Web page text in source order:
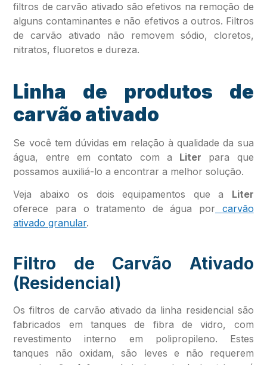
filtros de carvão ativado são efetivos na remoção de
alguns contaminantes e não efetivos a outros. Filtros
de carvão ativado não removem sódio, cloretos,
nitratos, fluoretos e dureza.
Linha de produtos de
carvão ativado
Se você tem dúvidas em relação à qualidade da sua
água, entre em contato com a Liter para que
possamos auxiliá-lo a encontrar a melhor solução.
Veja abaixo os dois equipamentos que a Liter
oferece para o tratamento de água por carvão
ativado granular.
Filtro de Carvão Ativado
(Residencial)
Os filtros de carvão ativado da linha residencial são
fabricados em tanques de fibra de vidro, com
revestimento interno em polipropileno. Estes
tanques não oxidam, são leves e não requerem